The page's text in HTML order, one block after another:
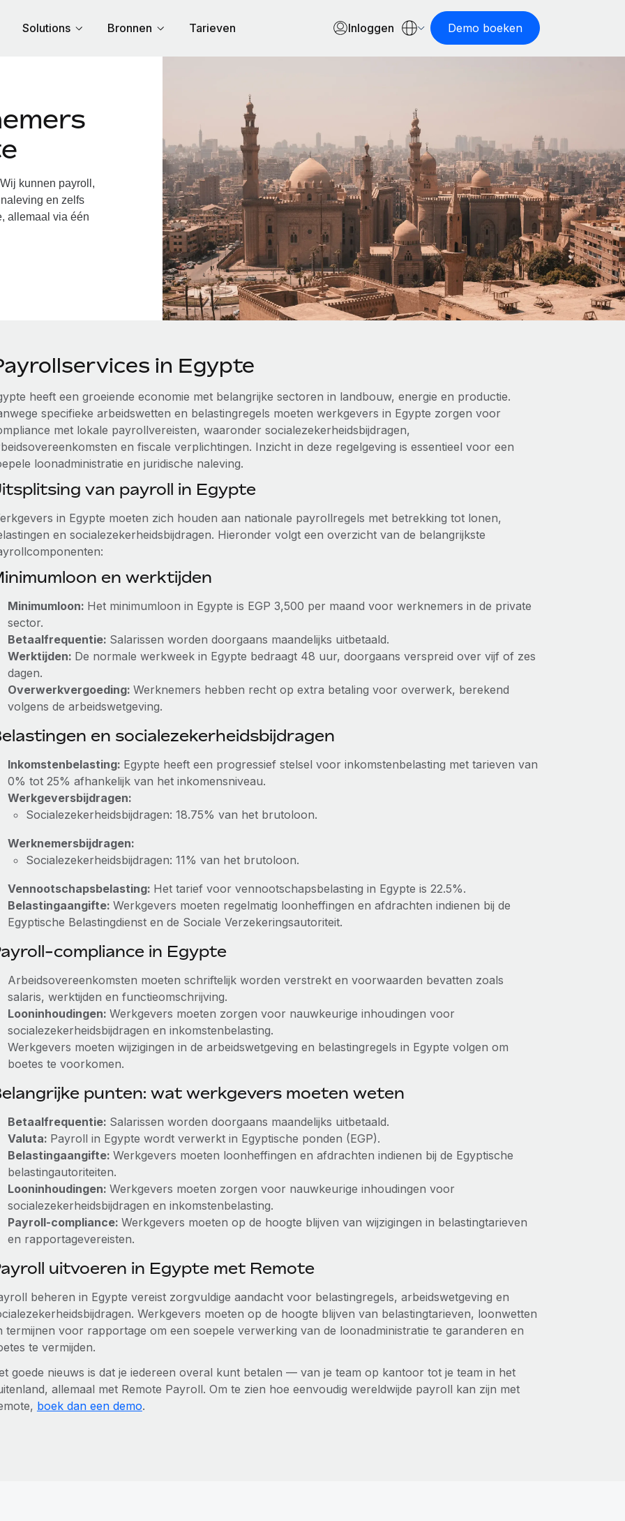
Solutions Bronnen Tarieven Inloggen Demo boeken
kunnen payroll,
en zelfs
allemaal via één
in Egypte
heeft een groeiende economie met belangrijke sectoren in landbouw, energie en productie.
specifieke arbeidswetten en belastingregels moeten werkgevers in Egypte zorgen voor
met lokale payrollvereisten, waaronder socialezekerheidsbijdragen,
en fiscale verplichtingen. Inzicht in deze regelgeving is essentieel voor een
loonadministratie en juridische naleving.
van payroll in Egypte
in Egypte moeten zich houden aan nationale payrollregels met betrekking tot lonen,
en socialezekerheidsbijdragen. Hieronder volgt een overzicht van de belangrijkste
en werktijden
Minimumloon: Het minimumloon in Egypte is EGP 3,500 per maand voor werknemers in de private
sector.
Betaalfrequentie: Salarissen worden doorgaans maandelijks uitbetaald.
Werktijden: De normale werkweek in Egypte bedraagt 48 uur, doorgaans verspreid over vijf of zes
dagen.
Overwerkvergoeding: Werknemers hebben recht op extra betaling voor overwerk, berekend
volgens de arbeidswetgeving.
en socialezekerheidsbijdragen
Inkomstenbelasting: Egypte heeft een progressief stelsel voor inkomstenbelasting met tarieven van
0% tot 25% afhankelijk van het inkomensniveau.
Werkgeversbijdragen:
Socialezekerheidsbijdragen: 18.75% van het brutoloon.
Werknemersbijdragen:
Socialezekerheidsbijdragen: 11% van het brutoloon.
Vennootschapsbelasting: Het tarief voor vennootschapsbelasting in Egypte is 22.5%.
Belastingaangifte: Werkgevers moeten regelmatig loonheffingen en afdrachten indienen bij de
Egyptische Belastingdienst en de Sociale Verzekeringsautoriteit.
compliance in Egypte
Arbeidsovereenkomsten moeten schriftelijk worden verstrekt en voorwaarden bevatten zoals
salaris, werktijden en functieomschrijving.
Looninhoudingen: Werkgevers moeten zorgen voor nauwkeurige inhoudingen voor
socialezekerheidsbijdragen en inkomstenbelasting.
Werkgevers moeten wijzigingen in de arbeidswetgeving en belastingregels in Egypte volgen om
boetes te voorkomen.
punten: wat werkgevers moeten weten
Betaalfrequentie: Salarissen worden doorgaans maandelijks uitbetaald.
Valuta: Payroll in Egypte wordt verwerkt in Egyptische ponden (EGP).
Belastingaangifte: Werkgevers moeten loonheffingen en afdrachten indienen bij de Egyptische
belastingautoriteiten.
Looninhoudingen: Werkgevers moeten zorgen voor nauwkeurige inhoudingen voor
socialezekerheidsbijdragen en inkomstenbelasting.
Payroll-compliance: Werkgevers moeten op de hoogte blijven van wijzigingen in belastingtarieven
en rapportagevereisten.
uitvoeren in Egypte met Remote
beheren in Egypte vereist zorgvuldige aandacht voor belastingregels, arbeidswetgeving en
Werkgevers moeten op de hoogte blijven van belastingtarieven, loonwetten
termijnen voor rapportage om een soepele verwerking van de loonadministratie te garanderen en
te vermijden.
goede nieuws is dat je iedereen overal kunt betalen — van je team op kantoor tot je team in het
allemaal met Remote Payroll. Om te zien hoe eenvoudig wereldwijde payroll kan zijn met
boek dan een demo.